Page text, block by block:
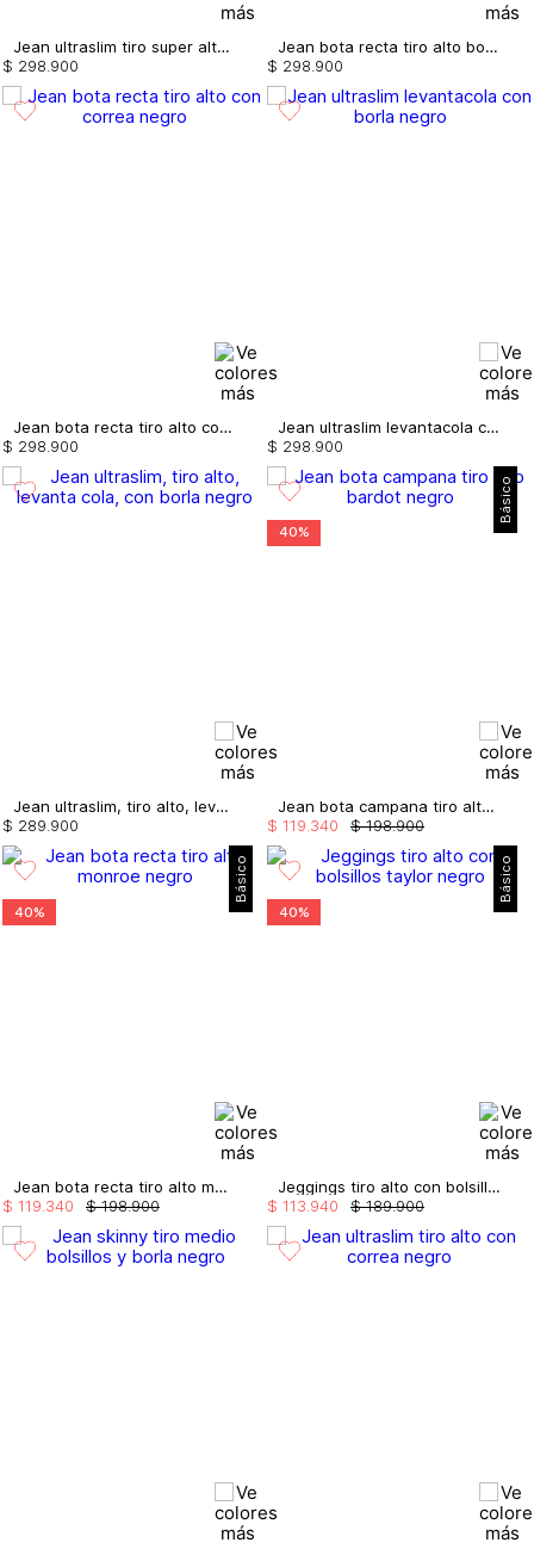
Jean ultraslim tiro super alto con borla
$ 298 900
Jean bota recta tiro alto bolsillos correa
$ 298 900
Jean bota recta tiro alto con correa
$ 298 900
Jean ultraslim levantacola con borla
$ 298 900
Jean ultraslim, tiro alto, levanta cola, con borla
$ 289.900
Básico
40%
Jean bota campana tiro alto bardot
$ 198.900
$ 119.340
Básico
40%
Jean bota recta tiro alto monroe
$ 198.900
$ 119 340
Básico
40%
Jeggings tiro alto con bolsillos taylor
$ 189.900
$ 113 940